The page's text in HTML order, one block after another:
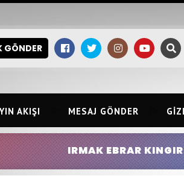
GÖNDER
AKIŞI MESAJ GÖNDER
EBRAR KINGIR:HİLMİ ERSİN